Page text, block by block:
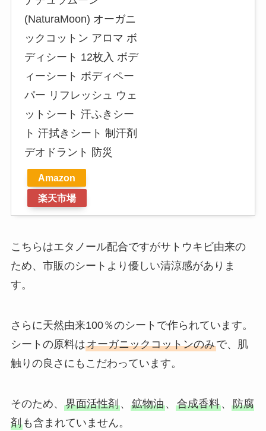
(NaturaMoon) オーガニ
ックコットン アロマ ボ
ディシート 12枚入 ボデ
ィーシート ボディペー
パー リフレッシュ ウェ
ットシート 汗ふきシー
ト 汗拭きシート 制汗剤
デオドラント 防災
Amazon
楽天市場
こちらはエタノール配合ですがサトウキビ由来の
ため、市販のシートより優しい清涼感がありま
す。
さらに天然由来100％のシートで作られています。
シートの原料はオーガニックコットンのみで、肌
触りの良さにもこだわっています。
そのため、 界面活性剤、 鉱物油、 合成香料、 防腐
剤も含まれていません。